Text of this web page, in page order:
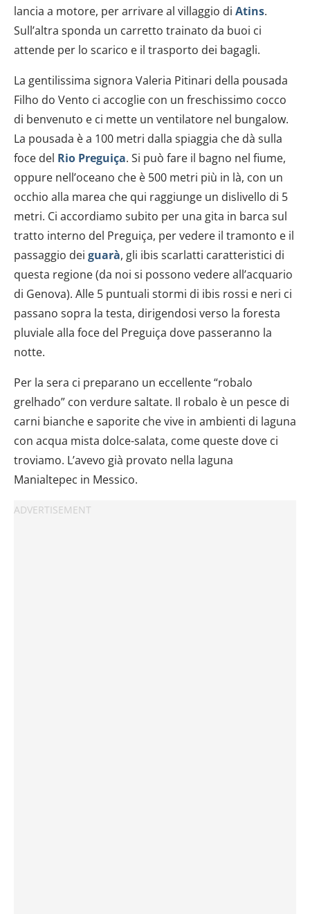
lancia a motore, per arrivare al villaggio di Atins.
Sull’altra sponda un carretto trainato da buoi ci
attende per lo scarico e il trasporto dei bagagli.
La gentilissima signora Valeria Pitinari della pousada
Filho do Vento ci accoglie con un freschissimo cocco
di benvenuto e ci mette un ventilatore nel bungalow.
La pousada è a 100 metri dalla spiaggia che dà sulla
foce del Rio Preguiça. Si può fare il bagno nel fiume,
oppure nell’oceano che è 500 metri più in là, con un
occhio alla marea che qui raggiunge un dislivello di 5
metri. Ci accordiamo subito per una gita in barca sul
tratto interno del Preguiça, per vedere il tramonto e il
passaggio dei guarà, gli ibis scarlatti caratteristici di
questa regione (da noi si possono vedere all’acquario
di Genova). Alle 5 puntuali stormi di ibis rossi e neri ci
passano sopra la testa, dirigendosi verso la foresta
pluviale alla foce del Preguiça dove passeranno la
notte.
Per la sera ci preparano un eccellente “robalo
grelhado” con verdure saltate. Il robalo è un pesce di
carni bianche e saporite che vive in ambienti di laguna
con acqua mista dolce-salata, come queste dove ci
troviamo. L’avevo già provato nella laguna
Manialtepec in Messico.